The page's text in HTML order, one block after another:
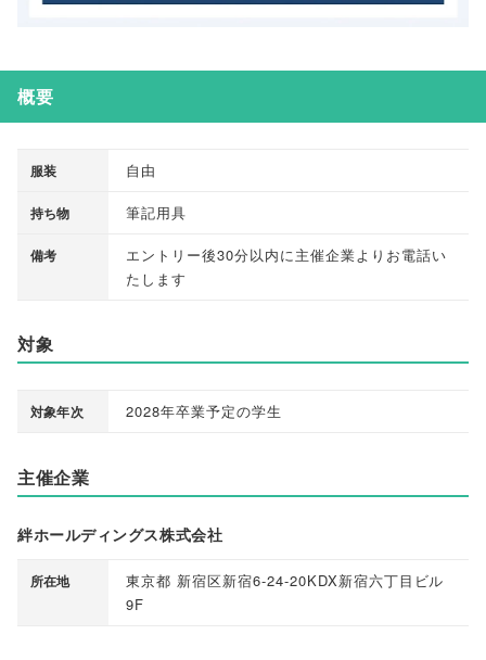
概要
服装 自由
持ち物 筆記用具
備考
エントリー後30分以内に主催企業よりお電話い
たします
対象
対象年次 2028年卒業予定の学生
主催企業
絆ホールディングス株式会社
所在地
東京都 新宿区新宿6-24-20KDX新宿六丁目ビル
9F